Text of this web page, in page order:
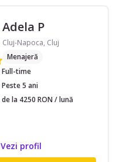
Adela P
Cluj-Napoca, Cluj
Menajeră
Full-time
Peste 5 ani
de la 4250 RON / lună
Vezi profil